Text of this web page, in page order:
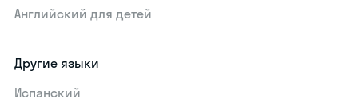
Английский для детей
Другие языки
Испанский